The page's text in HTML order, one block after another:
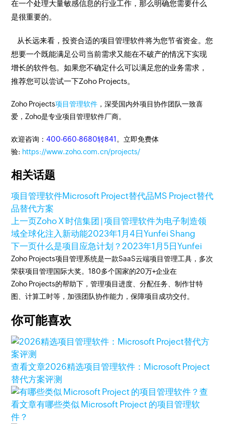
在一个处理大量敏感信息的行业工作，那么明确您需要什么
是很重要的。
从长远来看，投资合适的项目管理软件将为您节省资金。您
想要一个既能满足公司当前需求又能在不破产的情况下实现
增长的软件包。如果您不确定什么可以满足您的业务需求，
推荐您可以尝试一下Zoho Projects。
Zoho Projects项目管理软件 ，深受国内外项目协作团队一致喜
爱，Zoho是专业项目管理软件厂商。
欢迎咨询：400-660-8680转841 。立即免费体
验: https://www.zoho.com.cn/projects/
相关话题
项目管理软件Microsoft Project替代品MS Project替代
品替代方案
上一页Zoho X 时信集团 | 项目管理软件为电子制造领
域全球化注入新动能2023年1月4日Yunfei Shang
下一页什么是项目应急计划？2023年1月5日Yunfei
Zoho Projects项目管理系统是一款SaaS云端项目管理工具，多次
荣获项目管理国际大奖。180多个国家的20万+企业在
Zoho Projects的帮助下，管理项目进度、分配任务、制作甘特
图、计算工时等，加强团队协作能力，保障项目成功交付。
你可能喜欢
查看文章2026精选项目管理软件：Microsoft Project
替代方案评测
查
看文章有哪些类似 Microsoft Project 的项目管理软
件？